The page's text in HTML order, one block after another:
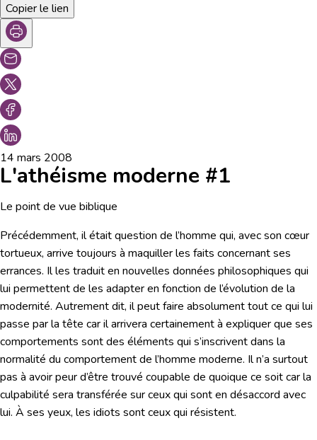
Copier le lien
14 mars 2008
L'athéisme moderne #1
Le point de vue biblique
Précédemment, il était question de l’homme qui, avec son cœur
tortueux, arrive toujours à maquiller les faits concernant ses
errances. Il les traduit en nouvelles données philosophiques qui
lui permettent de les adapter en fonction de l’évolution de la
modernité. Autrement dit, il peut faire absolument tout ce qui lui
passe par la tête car il arrivera certainement à expliquer que ses
comportements sont des éléments qui s’inscrivent dans la
normalité du comportement de l’homme moderne. Il n’a surtout
pas à avoir peur d’être trouvé coupable de quoique ce soit car la
culpabilité sera transférée sur ceux qui sont en désaccord avec
lui. À ses yeux, les idiots sont ceux qui résistent.